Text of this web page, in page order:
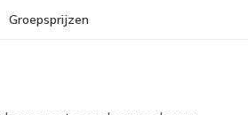
Groepsprijzen